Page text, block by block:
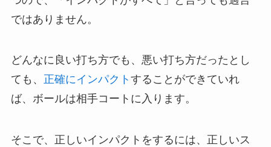
ではありません。
どんなに良い打ち方でも、悪い打ち方だったとし
ても、 正確にインパクト することができていれ
ば、ボールは相手コートに入ります。
そこで、正しいインパクトをするには、正しいス